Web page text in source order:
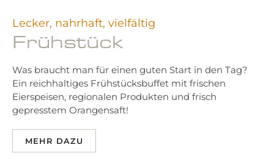
Lecker, nahrhaft, vielfältig
Frühstück
Was braucht man für einen guten Start in den Tag?
Ein reichhaltiges Frühstücksbuffet mit frischen
Eierspeisen, regionalen Produkten und frisch
gepresstem Orangensaft!
MEHR DAZU